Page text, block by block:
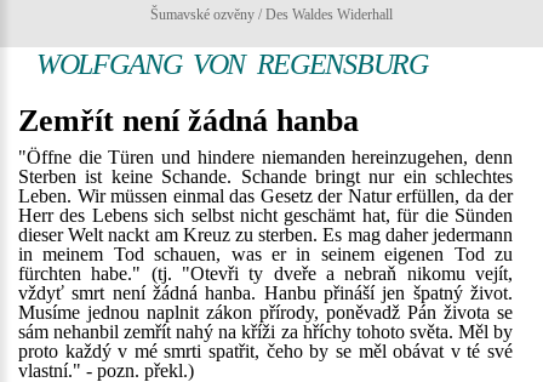
Šumavské ozvěny / Des Waldes Widerhall
WOLFGANG VON REGENSBURG
Zemřít není žádná hanba
"Öffne die Türen und hindere niemanden hereinzugehen, denn
Sterben ist keine Schande. Schande bringt nur ein schlechtes
Leben. Wir müssen einmal das Gesetz der Natur erfüllen, da der
Herr des Lebens sich selbst nicht geschämt hat, für die Sünden
dieser Welt nackt am Kreuz zu sterben. Es mag daher jedermann
in meinem Tod schauen, was er in seinem eigenen Tod zu
fürchten habe." (tj. "Otevři ty dveře a nebraň nikomu vejít,
vždyť smrt není žádná hanba. Hanbu přináší jen špatný život.
Musíme jednou naplnit zákon přírody, poněvadž Pán života se
sám nehanbil zemřít nahý na kříži za hříchy tohoto světa. Měl by
proto každý v mé smrti spatřit, čeho by se měl obávat v té své
vlastní." - pozn. překl.)